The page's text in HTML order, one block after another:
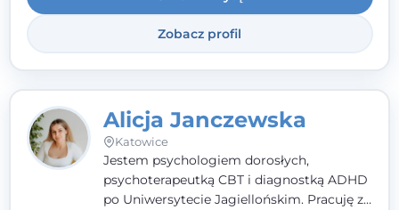
Zobacz profil
Alicja Janczewska
Katowice
Jestem psychologiem dorosłych,
psychoterapeutką CBT i diagnostką ADHD
po Uniwersytecie Jagiellońskim. Pracuję z